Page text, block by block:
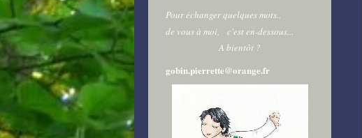
Pour échanger quelques mots..
de vous à moi, c'est en-dessous...
A bientôt ?
gobin.pierrette@orange.fr